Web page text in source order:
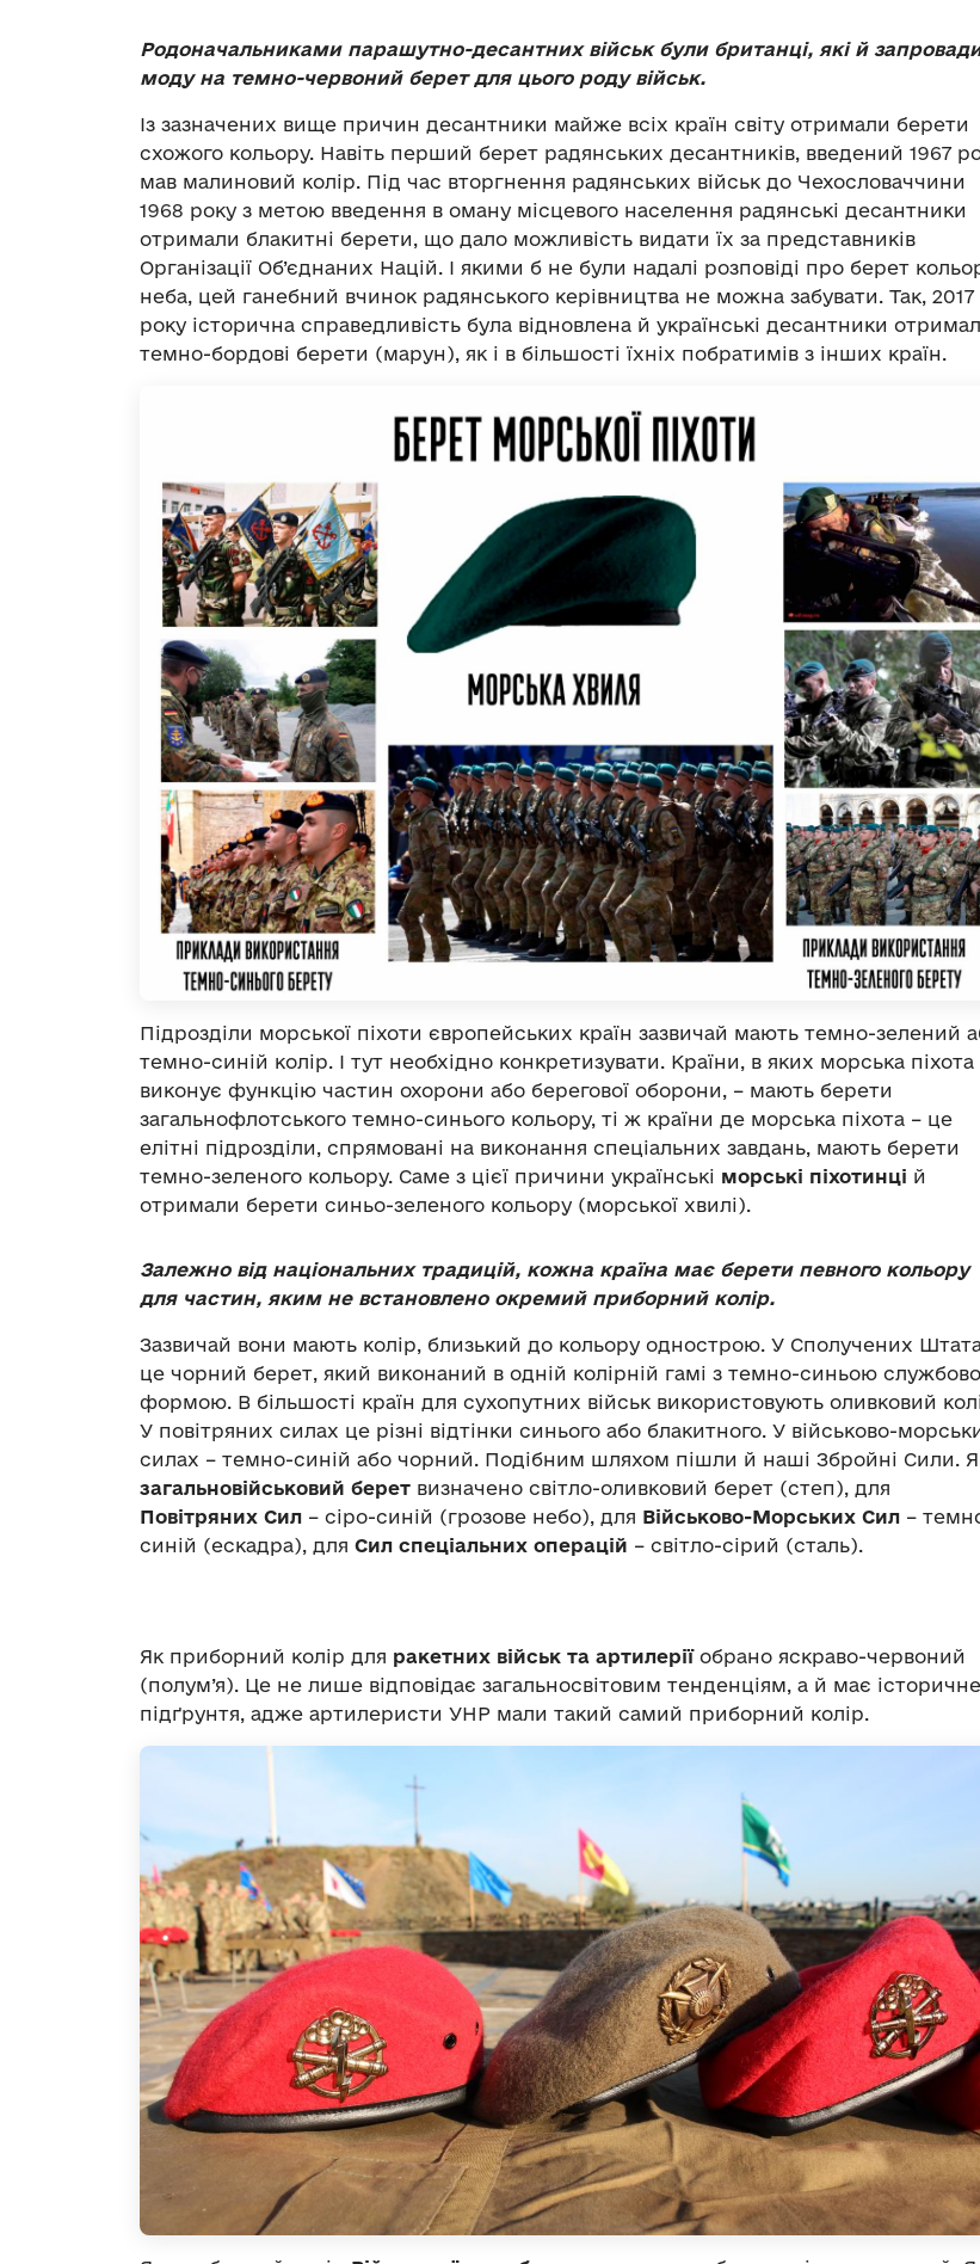
Родоначальниками парашутно-десантних військ були британці, які й
моду на темно-червоний берет для цього роду військ.
Із зазначених вище причин десантники майже всіх країн світу отримали берети
схожого кольору. Навіть перший берет радянських десантників, введений 1967
мав малиновий колір. Під час вторгнення радянських військ до Чехословаччини
1968 року з метою введення в оману місцевого населення радянські десантники
отримали блакитні берети, що дало можливість видати їх за представників
Організації Об’єднаних Націй. І якими б не були надалі розповіді про берет
неба, цей ганебний вчинок радянського керівництва не можна забувати. Так, 2017
року історична справедливість була відновлена й українські десантники
темно-бордові берети (марун), як і в більшості їхніх побратимів з інших країн.
Підрозділи морської піхоти європейських країн зазвичай мають темно-зелений
темно-синій колір. І тут необхідно конкретизувати. Країни, в яких морська піхота
виконує функцію частин охорони або берегової оборони, – мають берети
загальнофлотського темно-синього кольору, ті ж країни де морська піхота – це
елітні підрозділи, спрямовані на виконання спеціальних завдань, мають берети
темно-зеленого кольору. Саме з цієї причини українські морські піхотинці й
отримали берети синьо-зеленого кольору (морської хвилі).
Залежно від національних традицій, кожна країна має берети певного кольору
для частин, яким не встановлено окремий приборний колір.
Зазвичай вони мають колір, близький до кольору однострою. У Сполучених
це чорний берет, який виконаний в одній колірній гамі з темно-синьою
формою. В більшості країн для сухопутних військ використовують оливковий
У повітряних силах це різні відтінки синього або блакитного. У військово-
силах – темно-синій або чорний. Подібним шляхом пішли й наші Збройні Сили.
загальновійськовий берет визначено світло-оливковий берет (степ), для
Повітряних Сил – сіро-синій (грозове небо), для Військово-Морських Сил –
синій (ескадра), для Сил спеціальних операцій – світло-сірий (сталь).
Як приборний колір для ракетних військ та артилеріїобрано яскраво-червоний
(полум’я). Це не лише відповідає загальносвітовим тенденціям, а й має історичне
підґрунтя, адже артилеристи УНР мали такий самий приборний колір.